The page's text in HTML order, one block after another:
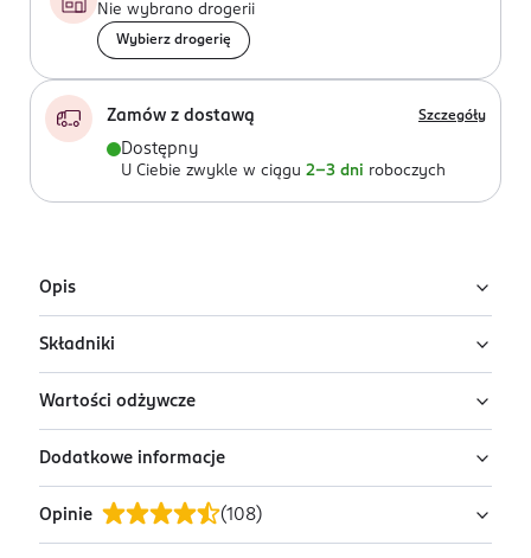
Nie wybrano drogerii
Wybierz drogerię
Zamów z dostawą Szczegóły
Dostępny
U Ciebie zwykle w ciągu 2-3 dni roboczych
Opis
Miękkie śliwki suszone enerBio, suszone, bez pestek.
Wysoka zawartość błonnika pokarmowego.
Wysoka zawartość potasu.
Produkt odpowiedni dla wegan.
Odświeżająco delikatne owoce:
Składniki
Śliwki* 100%.
*z kontrolowanych upraw ekologicznych.
Wartości odżywcze
Wartość energetyczna
Tłuszcz, w tym: 0,5 g
Dodatkowe informacje
PRZYGOTOWANIE I STOSOWANIE
Zamknięcie gwarantuje świeżość.
Opinie (108)